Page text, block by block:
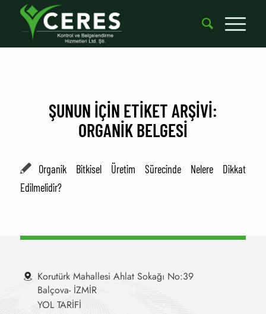
ŞUNUN IÇIN ETIKET ARŞIVI:
ORGANIK BELGESI
Organik Bitkisel Üretim Sürecinde Nelere Dikkat
Edilmelidir?
Korutürk Mahallesi Ahlat Sokağı No:39
Balçova- İZMİR
YOL TARİFİ